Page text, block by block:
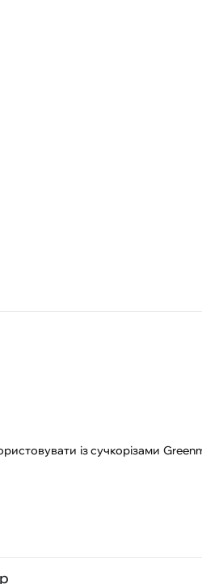
із сучкорізами